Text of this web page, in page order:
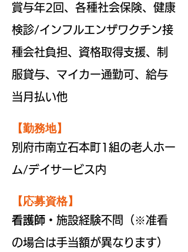
​賞与年2回、各種社会保険、健康
検診/インフルエンザワクチン接
種会社負担、資格取得支援、制
服貸与、マイカー通勤可、給与
当月払い他
【勤務地】
​別府市南立石本町1組の老人ホー
ム/デイサービス内
【応募資格】
看護師 ・施設経験不問（※准看
の場合は手当額が異なります）